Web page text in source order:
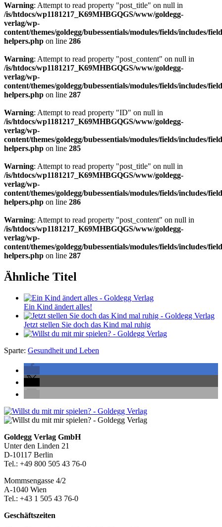
Warning: Attempt to read property "post_title" on null in
/is/htdocs/wp1181217_K69MHBGQGS/www/goldegg-
verlag/wp-
content/themes/goldegg/bubessentials/modules/fields/includes/
helpers.php on line 286
Warning: Attempt to read property "post_content" on null in
/is/htdocs/wp1181217_K69MHBGQGS/www/goldegg-
verlag/wp-
content/themes/goldegg/bubessentials/modules/fields/includes/
helpers.php on line 287
Warning: Attempt to read property "ID" on null in
/is/htdocs/wp1181217_K69MHBGQGS/www/goldegg-
verlag/wp-
content/themes/goldegg/bubessentials/modules/fields/includes/
helpers.php on line 285
Warning: Attempt to read property "post_title" on null in
/is/htdocs/wp1181217_K69MHBGQGS/www/goldegg-
verlag/wp-
content/themes/goldegg/bubessentials/modules/fields/includes/
helpers.php on line 286
Warning: Attempt to read property "post_content" on null in
/is/htdocs/wp1181217_K69MHBGQGS/www/goldegg-
verlag/wp-
content/themes/goldegg/bubessentials/modules/fields/includes/
helpers.php on line 287
Ähnliche Titel
Ein Kind ändert alles!
Jetzt stellen Sie doch das Kind mal ruhig
Sparte: Gesundheit und Leben
Seitenleiste
Footer-
Section
Goldegg Verlag GmbH
Unter den Linden 21
D-10117 Berlin
Tel.: +49 800 505 43 76-0
Mommsengasse 4/2
A-1040 Wien
Tel.: +43 1 505 43 76-0
Geschäftszeiten